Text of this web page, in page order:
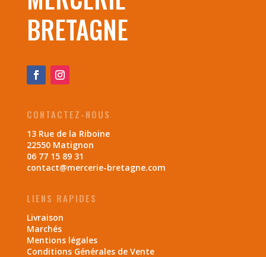
BRETAGNE
CONTACTEZ-NOUS
13 Rue de la Riboine
22550 Matignon
06 77 15 89 31
contact@mercerie-bretagne.com
LIENS RAPIDES
Livraison
Marchés
Mentions légales
Conditions Générales de Vente